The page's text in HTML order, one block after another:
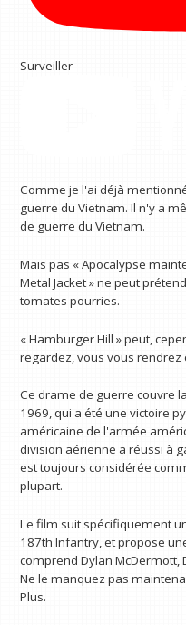
Surveiller
Comme je l'ai déjà
guerre du Vietnam. Il n'y a
de guerre du Vietnam.
Mais pas « Apocalypse
Metal Jacket » ne peut
tomates pourries.
« Hamburger Hill » peut,
regardez, vous vous rendrez
Ce drame de guerre couvre
1969, qui a été une victoire
américaine de l'armée
division aérienne a réussi à
est toujours considérée
plupart.
Le film suit spécifiquement
187th Infantry, et propose
comprend Dylan McDermott,
Ne le manquez pas
Plus.